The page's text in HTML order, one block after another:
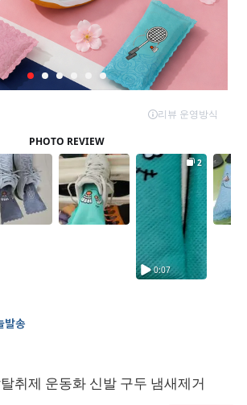
취제 운동화 신발 구두 냄새제거